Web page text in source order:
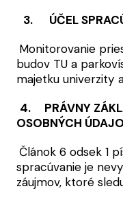
3. ÚČEL
Monitorovanie
budov TU a
majetku univerzity
4. PRÁVNY
OSOBNÝCH
Článok 6 odsek 1
spracúvanie je
záujmov, ktoré